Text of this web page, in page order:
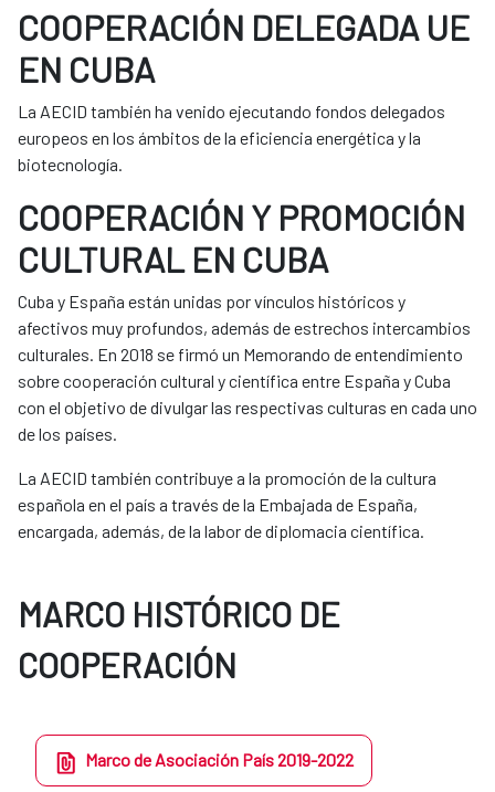
COOPERACIÓN DELEGADA UE
EN CUBA
La AECID también ha venido ejecutando fondos delegados
europeos en los ámbitos de la eficiencia energética y la
biotecnología.
COOPERACIÓN Y PROMOCIÓN
CULTURAL EN CUBA
Cuba y España están unidas por vínculos históricos y
afectivos muy profundos, además de estrechos intercambios
culturales. En 2018 se firmó un Memorando de entendimiento
sobre cooperación cultural y científica entre España y Cuba
con el objetivo de divulgar las respectivas culturas en cada uno
de los países.
La AECID también contribuye a la promoción de la cultura
española en el país a través de la Embajada de España,
encargada, además, de la labor de diplomacia científica.
MARCO HISTÓRICO DE
COOPERACIÓN
Marco de Asociación País 2019-2022